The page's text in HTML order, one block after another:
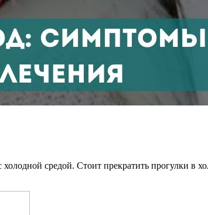
средой. Стоит прекратить прогулки в